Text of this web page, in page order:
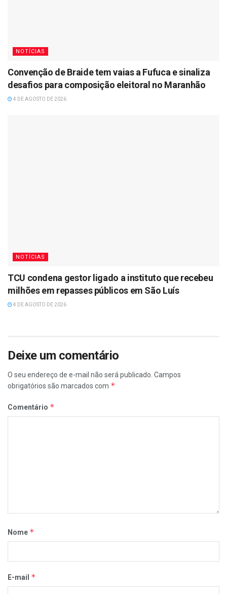
NOTÍCIAS
Convenção de Braide tem vaias a Fufuca e sinaliza
desafios para composição eleitoral no Maranhão
4 DE AGOSTO DE 2026
NOTÍCIAS
TCU condena gestor ligado a instituto que recebeu
milhões em repasses públicos em São Luís
4 DE AGOSTO DE 2026
Deixe um comentário
O seu endereço de e-mail não será publicado. Campos
obrigatórios são marcados com *
Comentário *
Nome *
E-mail *